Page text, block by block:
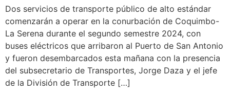
Dos servicios de transporte público de alto estándar
comenzarán a operar en la conurbación de Coquimbo-
La Serena durante el segundo semestre 2024, con
buses eléctricos que arribaron al Puerto de San Antonio
y fueron desembarcados esta mañana con la presencia
del subsecretario de Transportes, Jorge Daza y el jefe
de la División de Transporte […]